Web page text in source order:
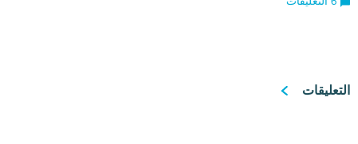
التعليقات